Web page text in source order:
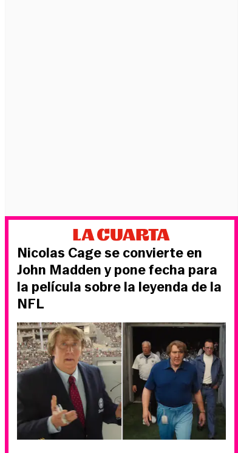
Nicolas Cage se convierte en
John Madden y pone fecha para
la película sobre la leyenda de la
NFL